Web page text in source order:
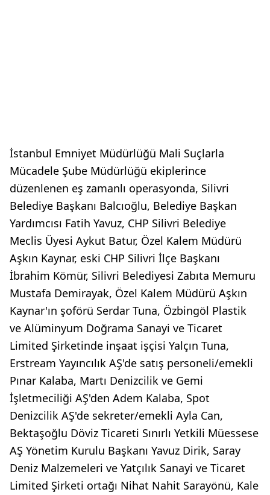
İstanbul Emniyet Müdürlüğü Mali Suçlarla
Mücadele Şube Müdürlüğü ekiplerince
düzenlenen eş zamanlı operasyonda, Silivri
Belediye Başkanı Balcıoğlu, Belediye Başkan
Yardımcısı Fatih Yavuz, CHP Silivri Belediye
Meclis Üyesi Aykut Batur, Özel Kalem Müdürü
Aşkın Kaynar, eski CHP Silivri İlçe Başkanı
İbrahim Kömür, Silivri Belediyesi Zabıta Memuru
Mustafa Demirayak, Özel Kalem Müdürü Aşkın
Kaynar'ın şoförü Serdar Tuna, Özbingöl Plastik
ve Alüminyum Doğrama Sanayi ve Ticaret
Limited Şirketinde inşaat işçisi Yalçın Tuna,
Erstream Yayıncılık AŞ'de satış personeli/emekli
Pınar Kalaba, Martı Denizcilik ve Gemi
İşletmeciliği AŞ'den Adem Kalaba, Spot
Denizcilik AŞ'de sekreter/emekli Ayla Can,
Bektaşoğlu Döviz Ticareti Sınırlı Yetkili Müessese
AŞ Yönetim Kurulu Başkanı Yavuz Dirik, Saray
Deniz Malzemeleri ve Yatçılık Sanayi ve Ticaret
Limited Şirketi ortağı Nihat Nahit Sarayönü, Kale